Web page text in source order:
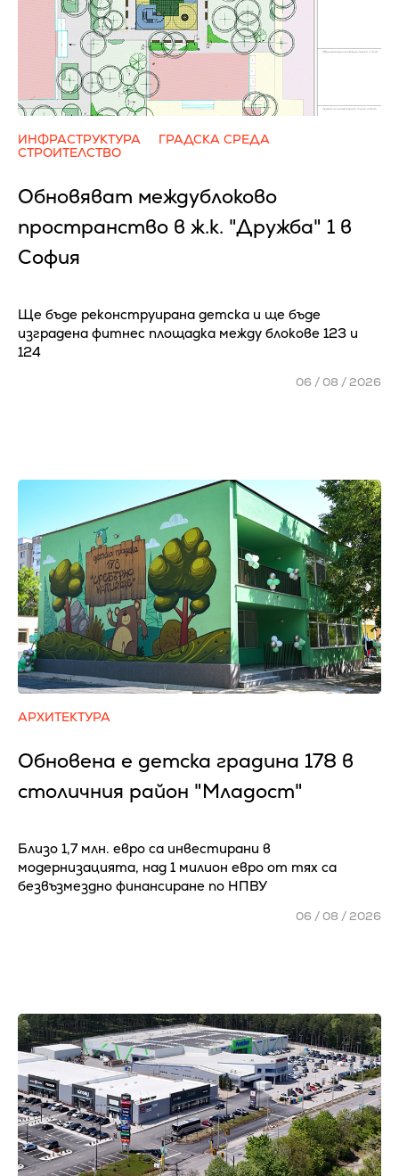
ИНФРАСТРУКТУРА
ГРАДСКА СРЕДА
СТРОИТЕЛСТВО
Обновяват междублоково
пространство в ж.к. "Дружба" 1 в
София
Ще бъде реконструирана детска и ще бъде
изградена фитнес площадка между блокове 123 и
124
06 / 08 / 2026
АРХИТЕКТУРА
Обновена е детска градина 178 в
столичния район "Младост"
Близо 1,7 млн. евро са инвестирани в
модернизацията, над 1 милион евро от тях са
безвъзмездно финансиране по НПВУ
06 / 08 / 2026